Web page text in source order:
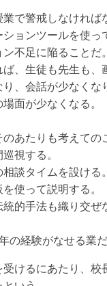
で警戒しなければ
ョンツールを使っ
不足に陥ることだ。
、生徒も先生も、
り、会話が少なくな
面が少なくなる。
あたりも考えての
視する。
談タイムを設ける。
使って説明する。
的手法も織り交ぜ
の経験がなせる業だ
けるにあたり、校